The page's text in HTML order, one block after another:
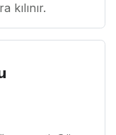
kılınır.